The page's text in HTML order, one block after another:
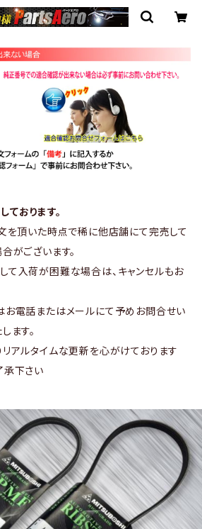
おります。
を頂いた時点で稀に他店舗にて完売して
がございます。
て入荷が困難な場合は、キャンセルもお
お電話またはメールにて予めお問合せい
ます。
アルタイムな更新を心がけております
承下さい